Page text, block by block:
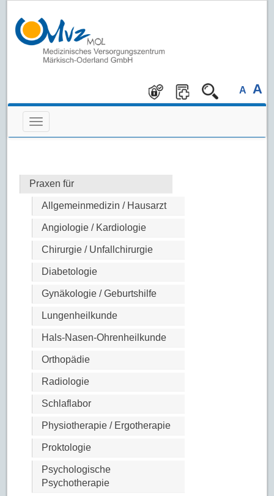
A A
Praxen für
Allgemeinmedizin / Hausarzt
Angiologie / Kardiologie
Chirurgie / Unfallchirurgie
Diabetologie
Gynäkologie / Geburtshilfe
Lungenheilkunde
Hals-Nasen-Ohrenheilkunde
Orthopädie
Radiologie
Schlaflabor
Physiotherapie / Ergotherapie
Proktologie
Psychologische
Psychotherapie